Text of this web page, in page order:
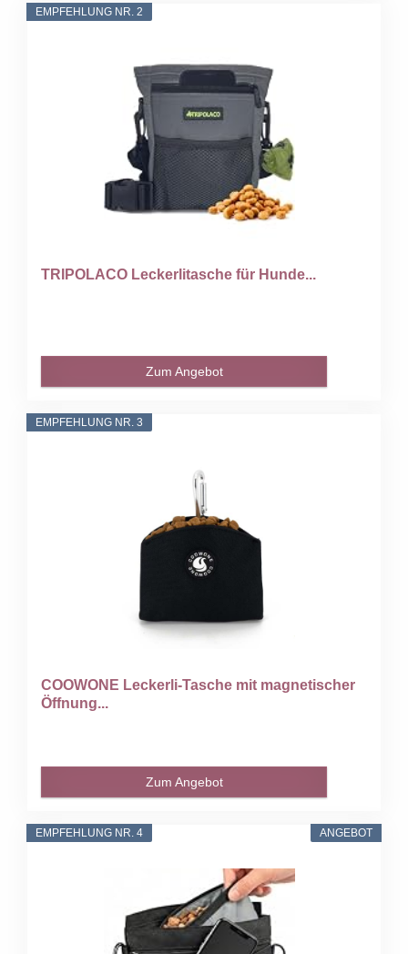
EMPFEHLUNG NR. 2
TRIPOLACO Leckerlitasche für Hunde...
Zum Angebot
EMPFEHLUNG NR. 3
COOWONE Leckerli-Tasche mit magnetischer
Öffnung...
Zum Angebot
ANGEBOT
EMPFEHLUNG NR. 4